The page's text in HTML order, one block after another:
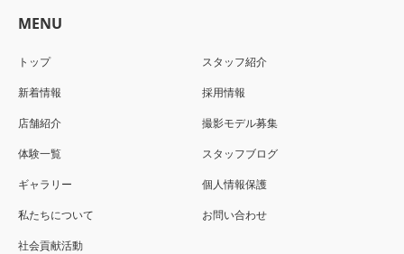
MENU
トップ
新着情報
店舗紹介
体験一覧
ギャラリー
私たちについて
社会貢献活動
スタッフ紹介
採用情報
撮影モデル募集
スタッフブログ
個人情報保護
お問い合わせ